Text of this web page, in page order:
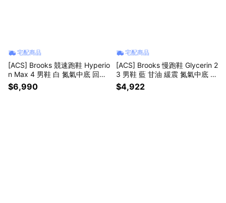
宅配商品
[ACS] Brooks 競速跑鞋 Hyperio
n Max 4 男鞋 白 氮氣中底 回彈
運動鞋 1104981D197
$6,990
宅配商品
[ACS] Brooks 慢跑鞋 Glycerin 2
3 男鞋 藍 甘油 緩震 氮氣中底 11
04761D163
$4,922